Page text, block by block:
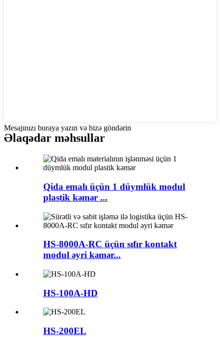
Mesajınızı buraya yazın və bizə göndərin
Əlaqədar məhsullar
Qida emalı üçün 1 düymlük modul
plastik kəmər ...
HS-8000A-RC üçün sıfır kontakt
modul əyri kəmər...
HS-100A-HD
HS-200EL